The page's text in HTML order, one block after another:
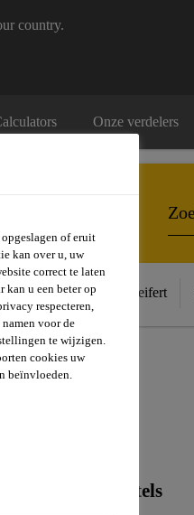
country.
Onze verdelers
Carrière Seifert
PPM-12
12
beton en mortels
of eruit
kan over u, uw
correct te laten
kan u een beter op
respecteren,
voor de
te wijzigen.
cookies uw
beïnvloeden.